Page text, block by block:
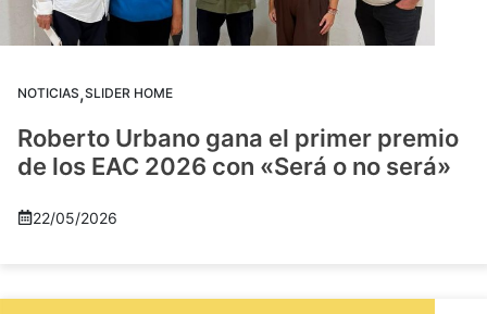
NOTICIAS,SLIDER HOME
Roberto Urbano gana el primer premio
de los EAC 2026 con «Será o no será»
22/05/2026